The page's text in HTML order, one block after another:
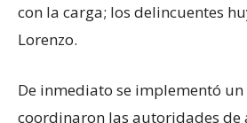
con la carga; los delincuentes
Lorenzo.
De inmediato se implementó
coordinaron las autoridades de